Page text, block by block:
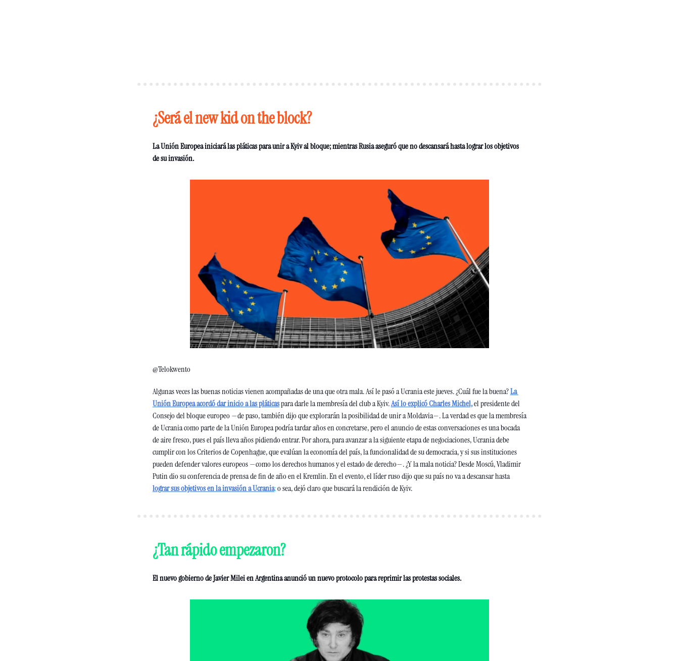
¿Será el new kid on the block?
La Unión Europea iniciará las pláticas para unir a Kyiv al bloque; mientras Rusia aseguró que no descansará hasta lograr los objetivos
de su invasión.
@Telokwento
Algunas veces las buenas noticias vienen acompañadas de una que otra mala. Así le pasó a Ucrania este jueves. ¿Cuál fue la buena? La
Unión Europea acordó dar inicio a las pláticas para darle la membresía del club a Kyiv. Así lo explicó Charles Michel, el presidente del
Consejo del bloque europeo —de paso, también dijo que explorarán la posibilidad de unir a Moldavia—. La verdad es que la membresía
de Ucrania como parte de la Unión Europea podría tardar años en concretarse, pero el anuncio de estas conversaciones es una bocada
de aire fresco, pues el país lleva años pidiendo entrar. Por ahora, para avanzar a la siguiente etapa de negociaciones, Ucrania debe
cumplir con los Criterios de Copenhague, que evalúan la economía del país, la funcionalidad de su democracia, y si sus instituciones
pueden defender valores europeos —como los derechos humanos y el estado de derecho—. ¿Y la mala noticia? Desde Moscú, Vladimir
Putin dio su conferencia de prensa de fin de año en el Kremlin. En el evento, el líder ruso dijo que su país no va a descansar hasta
lograr sus objetivos en la invasión a Ucrania; o sea, dejó claro que buscará la rendición de Kyiv.
¿Tan rápido empezaron?
El nuevo gobierno de Javier Milei en Argentina anunció un nuevo protocolo para reprimir las protestas sociales.